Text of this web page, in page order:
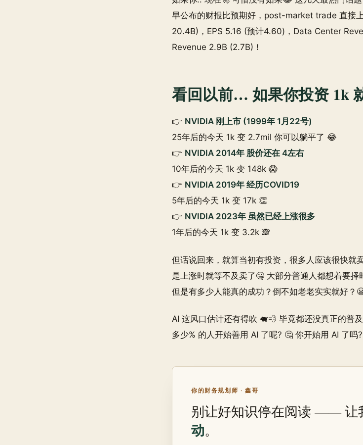
早公布的财报比预期好，post-market trade 直接
20.4B)，EPS 5.16 (预计4.60)，Data Center
Revenue 2.9B (2.7B)！
看回以前… 如果你投资 1k
👉 NVIDIA 刚上市 (1999年 1月22号)
25年后的今天 1k 变 2.7mil 你可以躺平了 😂
👉 NVIDIA 2014年 股价还在 4左右
10年后的今天 1k 变 148k 😱
👉 NVIDIA 2019年 经历COVID19
5年后的今天 1k 变 17k 👏
👉 NVIDIA 2023年 虽然已经上涨很多
1年后的今天 1k 变 3.2k 🙈
但话说回来，就算当初有投资，很多人应该很快就
是上涨时就等不及卖了🤐 大部分普通人都想着要择
但是有多少人能真的成功？倒不如老老实实就好？
AI 这风口估计还有得吹 🐖💨 毕竟都还没真正的普
多少% 的人开始善用 AI 了呢? 🤔 你开始用 AI 了吗
你的财务规划师 · 鑫哥
别让好知识停在阅读 —— 让
动。